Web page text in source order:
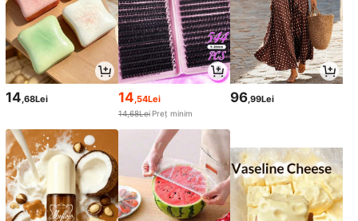
14 ,68Lei 14 ,54Lei
14,68Lei Preț minim
96 ,99Lei